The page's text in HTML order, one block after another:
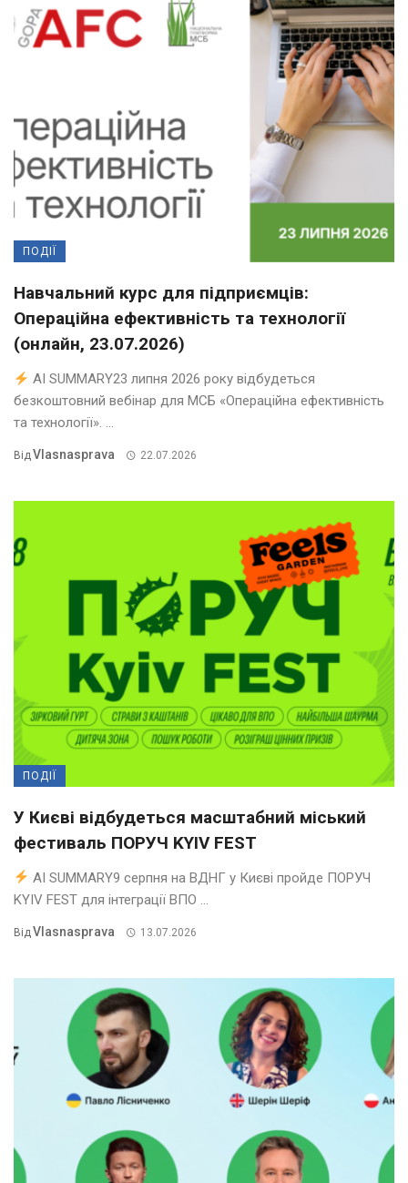
ПОДІЇ
Навчальний курс для підприємців:
Операційна ефективність та технології
(онлайн, 23.07.2026)
AI SUMMARY23 липня 2026 року відбудеться
безкоштовний вебінар для МСБ «Операційна ефективність
та технології». ...
ВідVlasnasprava 22.07.2026
ПОДІЇ
У Києві відбудеться масштабний міський
фестиваль ПОРУЧ KYIV FEST
AI SUMMARY9 серпня на ВДНГ у Києві пройде ПОРУЧ
KYIV FEST для інтеграції ВПО ...
ВідVlasnasprava 13.07.2026